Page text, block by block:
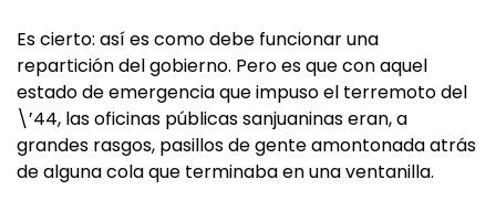
Es cierto: así es como debe funcionar una
repartición del gobierno. Pero es que con aquel
estado de emergencia que impuso el terremoto del
\’44, las oficinas públicas sanjuaninas eran, a
grandes rasgos, pasillos de gente amontonada atrás
de alguna cola que terminaba en una ventanilla.